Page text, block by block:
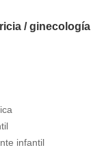
/ ginecología
infantil